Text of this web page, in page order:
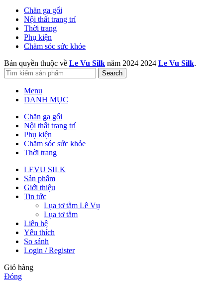
Chăn ga gối
Nội thất trang trí
Thời trang
Phụ kiện
Chăm sóc sức khỏe
Bản quyền thuộc về Le Vu Silk năm 2024 2024 Le Vu Silk.
Search
Menu
DANH MỤC
Chăn ga gối
Nội thất trang trí
Phụ kiện
Chăm sóc sức khỏe
Thời trang
LEVU SILK
Sản phẩm
Giới thiệu
Tin tức
Lụa tơ tằm Lê Vụ
Lụa tơ tằm
Liên hệ
Yêu thích
So sánh
Login / Register
Giỏ hàng
Đóng